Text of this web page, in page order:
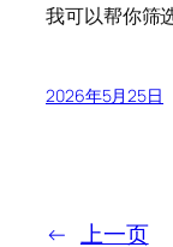
我可以帮你筛
2026年5月25日
← 上一页